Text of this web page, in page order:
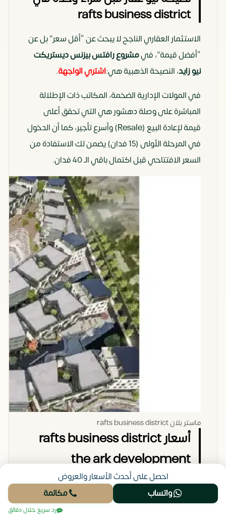
زايد
كبيرة،
مثالية
للأنشطة
السريعة
والماركات
المتخصصة.
مكاتب
إدارية
40 متر
مربع
تصميم
“الكلاستر”
يضمن لكل
مكتب
إضاءة
طبيعية
وتهوية، مما
يرفع إنتاجية
الموظفين.
الشركات
الصغيرة
والمتوسطة،
والعيادات
التخصصية.
مساحات
مفتوحة
يوفر
المشروع
مرونة في
دمج
الوحدات
لتصل إلى
أدوار كاملة
بمساحات
شاسعة.
الشركات
الكبرى
والمقرات
الإقليمية.
rafts business district
الاستثمار العقاري الناجح لا يبحث عن “أقل سعر” بل عن
“أفضل قيمة”، فيمشروع رافتس بيزنس ديستريكت
نيو زايد، النصيحة الذهبية هي:اشتري الواجهة.
في المولات الإدارية الضخمة، المكاتب ذات الإطلالة
المباشرة على وصلة دهشور هي التي تحقق أعلى
قيمة لإعادة البيع (Resale) وأسرع تأجير، كما أن الدخول
في المرحلة الأولى (15 فدان) يضمن لك الاستفادة من
السعر الافتتاحي قبل اكتمال باقي الـ 40 فدان.
ماستر بلان rafts business district
أسعار rafts business district
the ark development
بمقارنةمول رافتس بيزنس ديستريكت زايد الجديدة
بالمنافسين في منطقة البوليفارد ودهشور، نجد أن
الأسعار تعكس جودة التشطيب وموقع المطور، حيث
احصل على أحدث الأسعار والعروض
واتساب
مكالمة
رد سريع خلال دقائق